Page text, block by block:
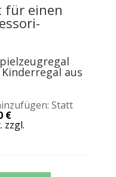
für einen
aus
Statt
€Aktueller
Preis
ist:
zzgl.